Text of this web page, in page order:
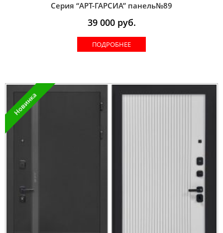
Серия “AРT-ГАРСИА” панель№89
39 000руб.
ПОДРОБНЕЕ
Новинка